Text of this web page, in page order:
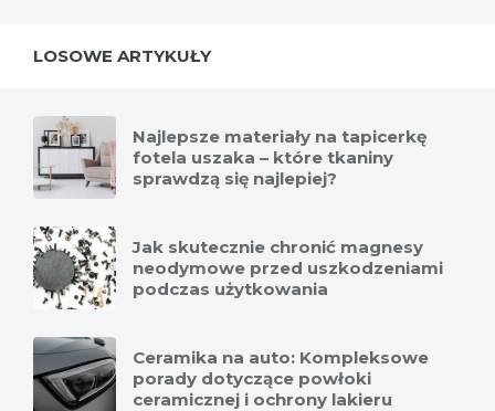
LOSOWE ARTYKUŁY
Najlepsze materiały na tapicerkę
fotela uszaka – które tkaniny
sprawdzą się najlepiej?
Jak skutecznie chronić magnesy
neodymowe przed uszkodzeniami
podczas użytkowania
Ceramika na auto: Kompleksowe
porady dotyczące powłoki
ceramicznej i ochrony lakieru